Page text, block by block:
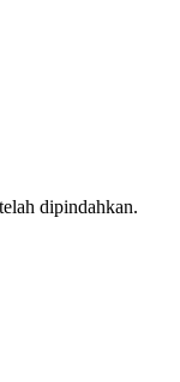
dipindahkan.